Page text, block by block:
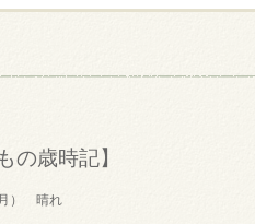
の歳時記】
月） 晴れ